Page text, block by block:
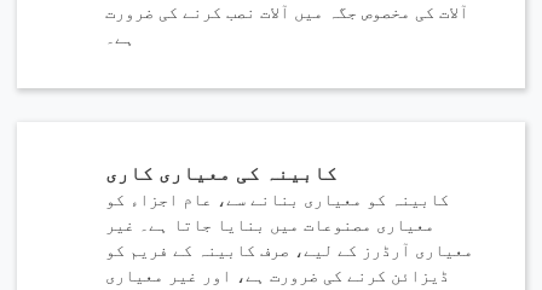
آلات کی مخصوص جگہ میں آلات نصب کرنے کی ضرورت
ہے۔
کابینہ کی معیاری کاری
کابینہ کو معیاری بنانے سے، عام اجزاء کو
معیاری مصنوعات میں بنایا جاتا ہے۔ غیر
معیاری آرڈرز کے لیے، صرف کابینہ کے فریم کو
ڈیزائن کرنے کی ضرورت ہے، اور غیر معیاری